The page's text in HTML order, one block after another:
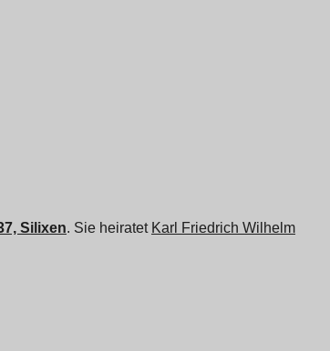
Silixen. Sie heiratet Karl Friedrich Wilhelm